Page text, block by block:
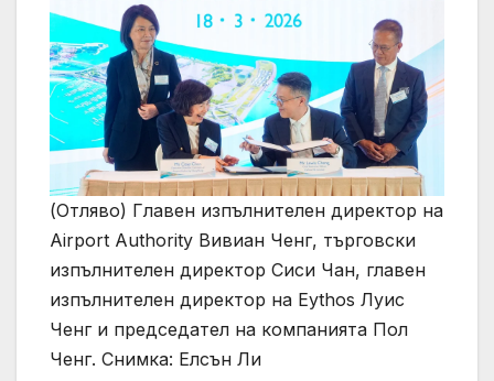
(Отляво) Главен изпълнителен директор на
Airport Authority Вивиан Ченг, търговски
изпълнителен директор Сиси Чан, главен
изпълнителен директор на Eythos Луис
Ченг и председател на компанията Пол
Ченг. Снимка: Елсън Ли